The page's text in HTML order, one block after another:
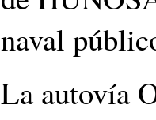
naval
La autovía